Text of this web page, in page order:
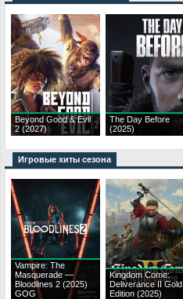
Beyond Good & Evil
2 (2027)
The Day Before
(2025)
Игровые хиты сезона
Vampire: The
Masquerade —
Bloodlines 2 (2025)
GOG
Kingdom Come:
Deliverance II Gold
Edition (2025)